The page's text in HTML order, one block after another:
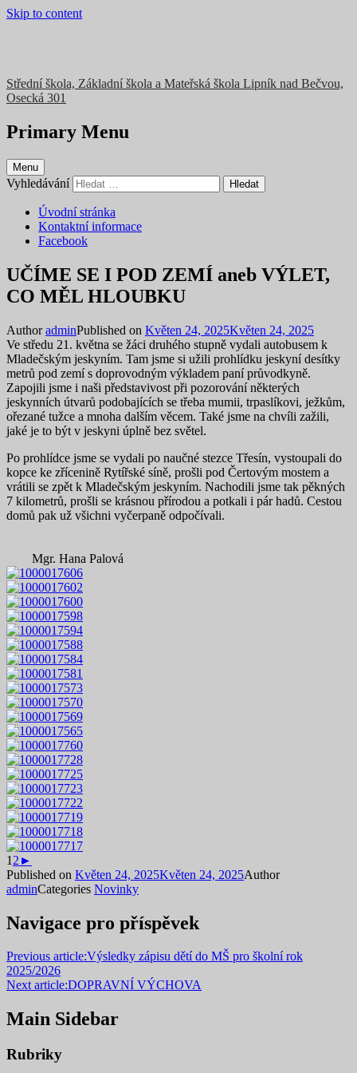
Skip to content
Střední škola, Základní škola a Mateřská škola Lipník nad Bečvou,
Osecká 301
Primary Menu
Menu
Vyhledávání
Úvodní stránka
Kontaktní informace
Facebook
UČÍME SE I POD ZEMÍ aneb VÝLET,
CO MĚL HLOUBKU
AuthoradminPublished on Květen 24, 2025Květen 24, 2025
Ve středu 21. května se žáci druhého stupně vydali autobusem k
Mladečským jeskyním. Tam jsme si užili prohlídku jeskyní desítky
metrů pod zemí s doprovodným výkladem paní průvodkyně.
Zapojili jsme i naši představivost při pozorování některých
jeskynních útvarů podobajících se třeba mumii, trpaslíkovi, ježkům,
ořezané tužce a mnoha dalším věcem. Také jsme na chvíli zažili,
jaké je to být v jeskyni úplně bez světel.
Po prohlídce jsme se vydali po naučné stezce Třesín, vystoupali do
kopce ke zřícenině Rytířské síně, prošli pod Čertovým mostem a
vrátili se zpět k Mladečským jeskyním. Nachodili jsme tak pěkných
7 kilometrů, prošli se krásnou přírodou a potkali i pár hadů. Cestou
domů pak už všichni vyčerpaně odpočívali.
Mgr. Hana Palová
1 2 ►
Published on Květen 24, 2025Květen 24, 2025Author
adminCategories Novinky
Navigace pro příspěvek
Previous article:Výsledky zápisu dětí do MŠ pro školní rok
2025/2026
Next article:DOPRAVNÍ VÝCHOVA
Main Sidebar
Rubriky